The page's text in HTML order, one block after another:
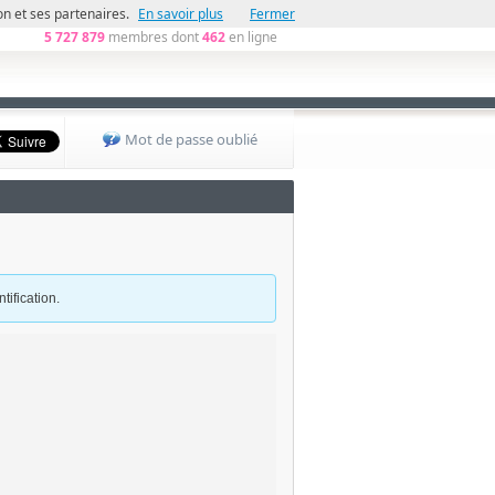
pouvoir de séduction en toute discrétion
5 727 879 membres dont462en ligne
Mot de passe oublié
et ses partenaires. En savoir plus Fermer